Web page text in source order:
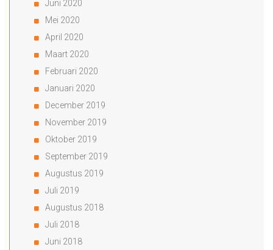
Juni 2020
Mei 2020
April 2020
Maart 2020
Februari 2020
Januari 2020
December 2019
November 2019
Oktober 2019
September 2019
Augustus 2019
Juli 2019
Augustus 2018
Juli 2018
Juni 2018